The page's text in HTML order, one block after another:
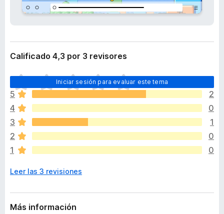
e
o
s
a
r
a
F
i
r
e
i
ó
Calificado 4,3 por 3 revisores
Iniciar sesión para evaluar este tema
T
o
d
a
v
a
n
h
y
v
5
2
4
0
3
1
2
0
1
0
Leer las 3 revisiones
Más información